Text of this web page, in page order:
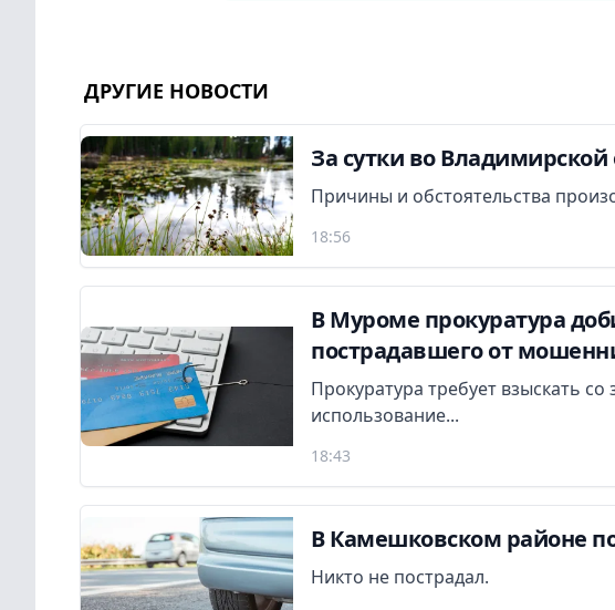
ДРУГИЕ НОВОСТИ
За сутки во
Причины и обстоятельства
18:56
В Муроме прокуратура
пострадавшего от
Прокуратура требует взыскать
использование...
18:43
В Камешковском районе
Никто не пострадал.